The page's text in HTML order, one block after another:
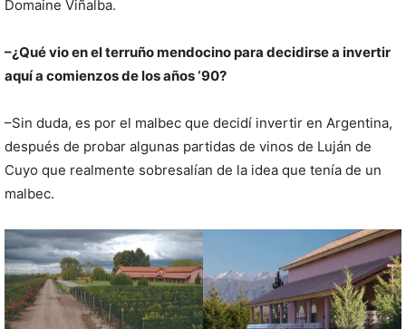
Domaine Viñalba.
–¿Qué vio en el terruño mendocino para decidirse a invertir
aquí a comienzos de los años ‘90?
–Sin duda, es por el malbec que decidí invertir en Argentina,
después de probar algunas partidas de vinos de Luján de
Cuyo que realmente sobresalían de la idea que tenía de un
malbec.